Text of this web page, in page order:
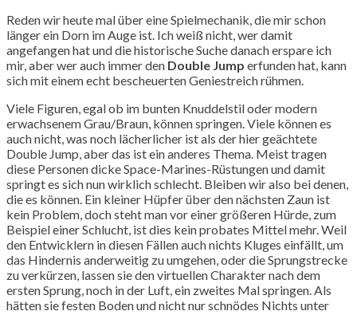
Reden wir heute mal über eine Spielmechanik, die mir schon
länger ein Dorn im Auge ist. Ich weiß nicht, wer damit
angefangen hat und die historische Suche danach erspare ich
mir, aber wer auch immer den Double Jump erfunden hat, kann
sich mit einem echt bescheuerten Geniestreich rühmen.
Viele Figuren, egal ob im bunten Knuddelstil oder modern
erwachsenem Grau/Braun, können springen. Viele können es
auch nicht, was noch lächerlicher ist als der hier geächtete
Double Jump, aber das ist ein anderes Thema. Meist tragen
diese Personen dicke Space-Marines-Rüstungen und damit
springt es sich nun wirklich schlecht. Bleiben wir also bei denen,
die es können. Ein kleiner Hüpfer über den nächsten Zaun ist
kein Problem, doch steht man vor einer größeren Hürde, zum
Beispiel einer Schlucht, ist dies kein probates Mittel mehr. Weil
den Entwicklern in diesen Fällen auch nichts Kluges einfällt, um
das Hindernis anderweitig zu umgehen, oder die Sprungstrecke
zu verkürzen, lassen sie den virtuellen Charakter nach dem
ersten Sprung, noch in der Luft, ein zweites Mal springen. Als
hätten sie festen Boden und nicht nur schnödes Nichts unter